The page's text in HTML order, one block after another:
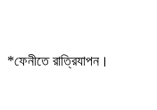
*ফেনীতে রাত্রিযাপন।